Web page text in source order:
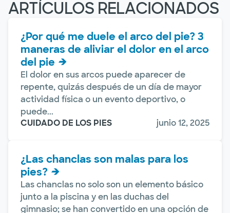
ARTÍCULOS RELACIONADOS
¿Por qué me duele el arco del pie? 3
maneras de aliviar el dolor en el arco
del pie
El dolor en sus arcos puede aparecer de
repente, quizás después de un día de mayor
actividad física o un evento deportivo, o
puede...
CUIDADO DE LOS PIES
junio 12, 2025
¿Las chanclas son malas para los
pies?
Las chanclas no solo son un elemento básico
junto a la piscina y en las duchas del
gimnasio; se han convertido en una opción de